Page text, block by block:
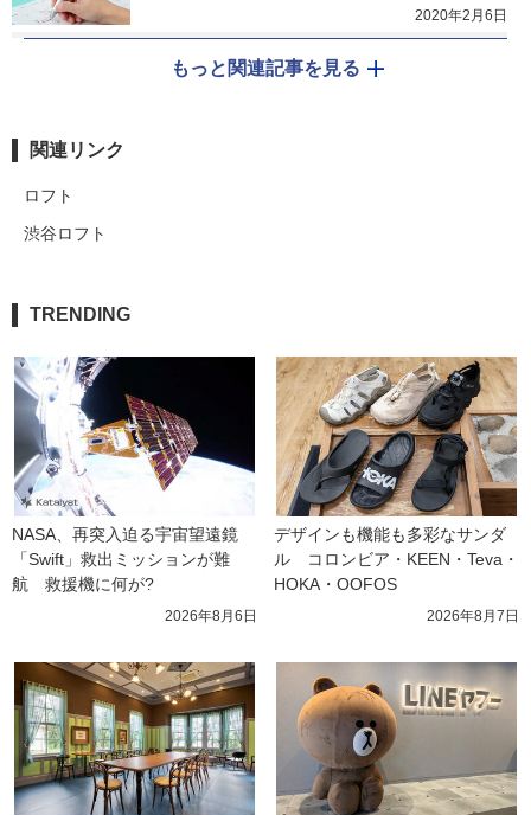
2020年2月6日
もっと関連記事を見る
関連リンク
ロフト
渋谷ロフト
TRENDING
NASA、再突入迫る宇宙望遠鏡
「Swift」救出ミッションが難
航　救援機に何が?
2026年8月6日
デザインも機能も多彩なサンダ
ル　コロンビア・KEEN・Teva・
HOKA・OOFOS
2026年8月7日